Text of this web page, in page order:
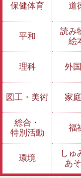
保健体育 道
平和
読み
絵
理科 外
図工・美術 家
総合・
特別活動
福
環境
しゅ
あ